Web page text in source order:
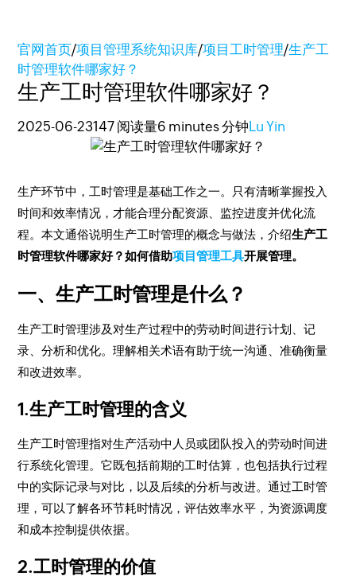
官网首页/项目管理系统知识库/项目工时管理/生产工
时管理软件哪家好？
生产工时管理软件哪家好？
2025-06-23147 阅读量6 minutes 分钟 Lu Yin
生产环节中，工时管理是基础工作之一。只有清晰掌握投入
时间和效率情况，才能合理分配资源、监控进度并优化流
程。本文通俗说明生产工时管理的概念与做法，介绍生产工
时管理软件哪家好？如何借助项目管理工具开展管理。
一、生产工时管理是什么？
生产工时管理涉及对生产过程中的劳动时间进行计划、记
录、分析和优化。理解相关术语有助于统一沟通、准确衡量
和改进效率。
1.生产工时管理的含义
生产工时管理指对生产活动中人员或团队投入的劳动时间进
行系统化管理。它既包括前期的工时估算，也包括执行过程
中的实际记录与对比，以及后续的分析与改进。通过工时管
理，可以了解各环节耗时情况，评估效率水平，为资源调度
和成本控制提供依据。
2.工时管理的价值